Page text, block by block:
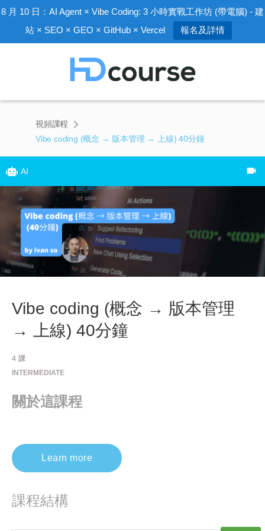
8 月 10 日：AI Agent × Vibe Coding: 3 小時實戰工作坊 (帶電腦) - 建
站 × SEO × GEO × GitHub × Vercel
報名及詳情
視頻課程
Vibe coding (概念 → 版本管理 → 上線) 40分鐘
AI
Vibe coding (概念 → 版本管理
→ 上線) 40分鐘
4 課
INTERMEDIATE
關於這課程
Learn more
課程結構